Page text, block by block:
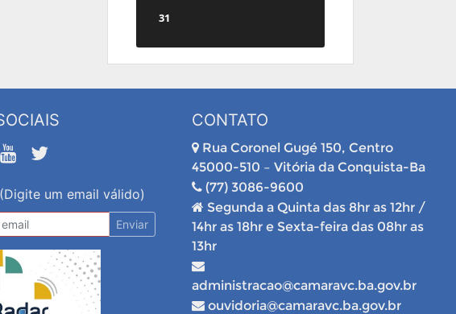
31
(Digite um email válido)
Enviar
CONTATO
Rua Coronel Gugé 150, Centro
45000-510 – Vitória da Conquista-Ba
(77) 3086-9600
Segunda a Quinta das 8hr as 12hr /
14hr as 18hr e Sexta-feira das 08hr as
13hr
administracao@camaravc.ba.gov.br
ouvidoria@camaravc.ba.gov.br